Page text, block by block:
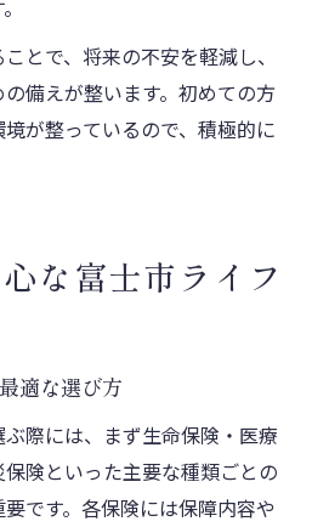
とで、将来の不安を軽減し、
備えが整います。初めての方
が整っているので、積極的に
な富士市ライフ
適な選び方
際には、まず生命保険・医療
険といった主要な種類ごとの
です。各保険には保障内容や